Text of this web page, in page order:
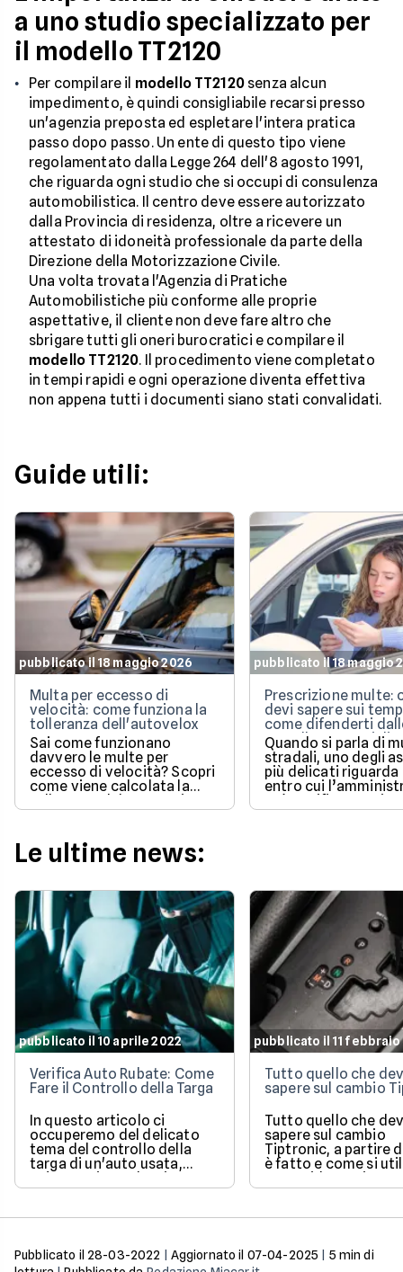
a uno studio specializzato per
il modello TT2120
Per compilare il modello TT2120senza alcun
impedimento, è quindi consigliabile recarsi presso
un'agenzia preposta ed espletare l'intera pratica
passo dopo passo. Un ente di questo tipo viene
regolamentato dalla Legge 264 dell'8 agosto 1991,
che riguarda ogni studio che si occupi di consulenza
automobilistica. Il centro deve essere autorizzato
dalla Provincia di residenza, oltre a ricevere un
attestato di idoneità professionale da parte della
Direzione della Motorizzazione Civile.
Una volta trovata l'Agenzia di Pratiche
Automobilistiche più conforme alle proprie
aspettative, il cliente non deve fare altro che
sbrigare tutti gli oneri burocratici e compilare il
modello TT2120. Il procedimento viene completato
in tempi rapidi e ogni operazione diventa effettiva
non appena tutti i documenti siano stati convalidati.
Guide utili:
pubblicato il 18 maggio 2026
Multa per eccesso di
velocità: come funziona la
tolleranza dell'autovelox
Sai come funzionano
davvero le multe per
eccesso di velocità? Scopri
come viene calcolata la
tolleranza del 5% prevista
dalla legge e quali sono le
2026 per evitare brutte
sorprese alla guida.
pubblicato il 18 maggio
Prescrizione multe:
devi sapere sui
come difenderti
cartelle esattoriali
Quando si parla di
stradali, uno degli
più delicati riguarda
entro cui
può notificare o
un pagamento.
Le ultime news:
pubblicato il 10 aprile 2022
Verifica Auto Rubate: Come
Fare il Controllo della Targa
In questo articolo ci
occuperemo del delicato
tema del controllo della
targa di un'auto usata,
un'operazione che si
effettua quando si ha il
sia stata rubata. Ne
procedura e attendibilità.
pubblicato il 11 febbraio
Tutto quello che
sapere sul cambio
Tutto quello che
sapere sul cambio
Tiptronic, a partire
è fatto e come si
Una guida pratica e
semplice di un
Pubblicato il 28-03-2022 Aggiornato il 07-04-2025 5 min di